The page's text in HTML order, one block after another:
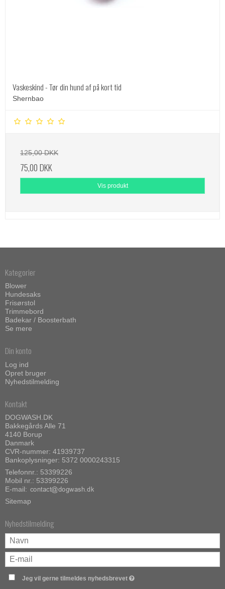
Vaskeskind - Tør din hund af på kort tid
Shernbao
125,00 DKK
75,00 DKK
Vis produkt
Kategorier
Blower
Hundesaks
Frisørstol
Trimmebord
Badekar / Boosterbath
Se mere
Din konto
Log ind
Opret bruger
Nyhedstilmelding
Kontakt
DOGWASH.DK
Bakkegårds Alle 71
4140 Borup
Danmark
CVR-nummer: 41939737
Bankoplysninger: 5372 0000243315
Telefonnr.: 53399226
Mobil nr.: 53399226
E-mail:
Sitemap
Nyhedstilmelding
Jeg vil gerne tilmeldes nyhedsbrevet